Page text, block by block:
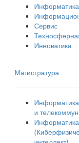
Информатика
Сервис
Инноватика
Магистратура
и
Информатика